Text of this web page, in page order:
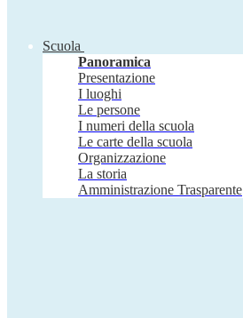
Scuola
Panoramica
Presentazione
I luoghi
Le persone
I numeri della scuola
Le carte della scuola
Organizzazione
La storia
Amministrazione Trasparente